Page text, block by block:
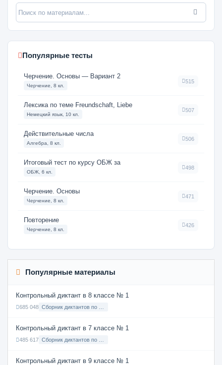
Популярные тесты
Черчение. Основы — Вариант 2
Черчение, 8 кл.
515
Лексика по теме Freundschaft, Liebe
Немецкий язык, 10 кл.
507
Действительные числа
Алгебра, 8 кл.
506
Итоговый тест по курсу ОБЖ за
ОБЖ, 6 кл.
498
Черчение. Основы
Черчение, 8 кл.
471
Повторение
Черчение, 8 кл.
426
Популярные материалы
Контрольный диктант в 8 классе № 1
685 048
Контрольный диктант в 7 классе № 1
485 617
Контрольный диктант в 9 классе № 1